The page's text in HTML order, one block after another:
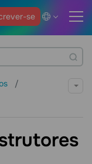
se